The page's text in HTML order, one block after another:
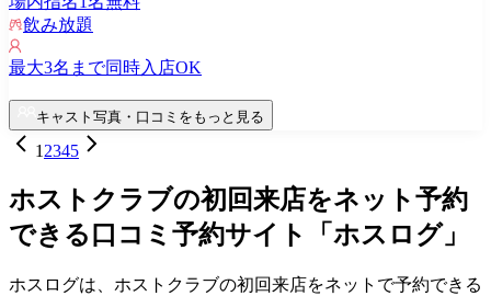
飲み放題
最大3名まで同時入店OK
キャスト写真・口コミをもっと見る
1 2345
ホストクラブの初回来店をネット予約
できる口コミ予約サイト「ホスログ」
ホスログは、ホストクラブの初回来店をネットで予約できる